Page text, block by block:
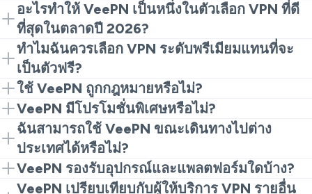
อะไรทำให้ VeePN เป็นหนึ่งในตัวเลือก VPN ที่ดี
ที่สุดในตลาดปี 2026?
VeePN เป็นบริการ VPN ที่มีความก้าวหน้าเพราะเสนอ
ประโยชน์มากมายเช่น การเข้ารหัสข้อมูลชั้นนำ
คุณสมบัติการรักษาความปลอดภัยที่ทันสมัย เครือข่าย
เซิร์ฟเวอร์ที่กว้างขวาง และแบนด์วิธแบบไม่จำกัด
อย่างไรก็ตาม VeePN ก้าวหน้าไปไกลกว่าแอพ VPN
ทั่วไปเพราะเราให้เครื่องมือด้านความปลอดภัยไซเบอร์
เพิ่มเติม: ซอฟต์แวร์ป้องกันไวรัส Breach Alert, Alternative
ID, และอีเมลไม่ระบุชื่อ การยึดมั่นในนโยบาย No Logs
และช่วงเวลาการรับประกันคืนเงิน 30 วันทำให้ VeePN
ทำไมฉันควรเลือก VPN ระดับพรีเมียมแทนที่จะ
เป็นตัวฟรี?
VPN ฟรีขาดโปรโตคอลการเข้ารหัสที่แข็งแกร่งและ
คุณสมบัติการรักษาความปลอดภัยอื่นๆ ที่จำเป็นสำหรับ
การปกป้องความเป็นส่วนตัวของคุณจากภัยคุกคามดิจิทัล
ทั้งหมด นอกจากนี้ แอพ VPN ฟรีหลายตัวเก็บรวบรวม
ข้อมูลของคุณและขายให้กับบุคคลที่สามซึ่งขัดต่อแนวคิด
ของ VPN โดยแท้จริง
ใช้ VeePN ถูกกฎหมายหรือไม่?
การใช้ VeePN ถูกกฎหมายในประเทศส่วนใหญ่ แต่มีบาง
ประเทศเช่น เกาหลีเหนือ เบลารุส โอมาน อิรัก และเติร์ก
เมนิสถานที่ห้ามใช้แอพ VPN ใดๆ ประเทศอื่น ๆ เช่น
รัสเซียและจีนใส่ข้อจำกัดที่เข้มงวดกับการใช้ VPN
VeePN มีโปรโมชั่นพิเศษหรือไม่?
แน่นอน! เรามีข้อเสนอส่วนลดต่างๆ ตลอดทั้งปี ซึ่ง
หมายความว่าคุณสามารถคว้าข้อตกลงดีๆ ได้เสมอ! การ
สมัครสมาชิกทุกตัวของ VeePN มาพร้อมกับช่วงเวลาการ
รับประกันคืนเงิน ทำให้คุณสามารถลองใช้คุณสมบัติ
ฉันสามารถใช้ VeePN ขณะเดินทางไปต่าง
ประเทศได้หรือไม่?
แน่นอน ซื้อ VeePN ก่อนการเดินทางของคุณเพื่อที่จะ
สามารถเข้าถึงเนื้อหาที่คุณชื่นชอบขณะอยู่ต่างประเทศ
VeePN รองรับอุปกรณ์และแพลตฟอร์มใดบ้าง?
VeePN เข้ากันได้กับแพลตฟอร์มและระบบปฏิบัติการที่
VeePN เปรียบเทียบกับผู้ให้บริการ VPN รายอื่น